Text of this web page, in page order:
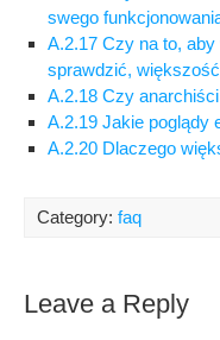
swego
A.2.17 Czy na to, aby
sprawdzić,
A.2.18 Czy
A.2.19 Jakie poglądy
A.2.20 Dlaczego
Category: faq
Leave a Reply